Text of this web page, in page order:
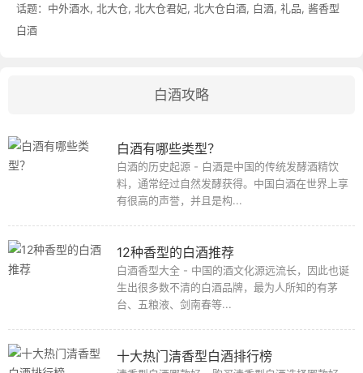
话题： 中外酒水, 北大仓, 北大仓君妃, 北大仓白酒, 白酒, 礼品, 酱香型
白酒
白酒攻略
白酒有哪些类型？
白酒的历史起源 - 白酒是中国的传统发酵酒精饮
料，通常经过自然发酵获得。中国白酒在世界上享
有很高的声誉，并且是构...
12种香型的白酒推荐
白酒香型大全 - 中国的酒文化源远流长，因此也诞
生出很多数不清的白酒品牌，最为人所知的有茅
台、五粮液、剑南春等...
十大热门清香型白酒排行榜